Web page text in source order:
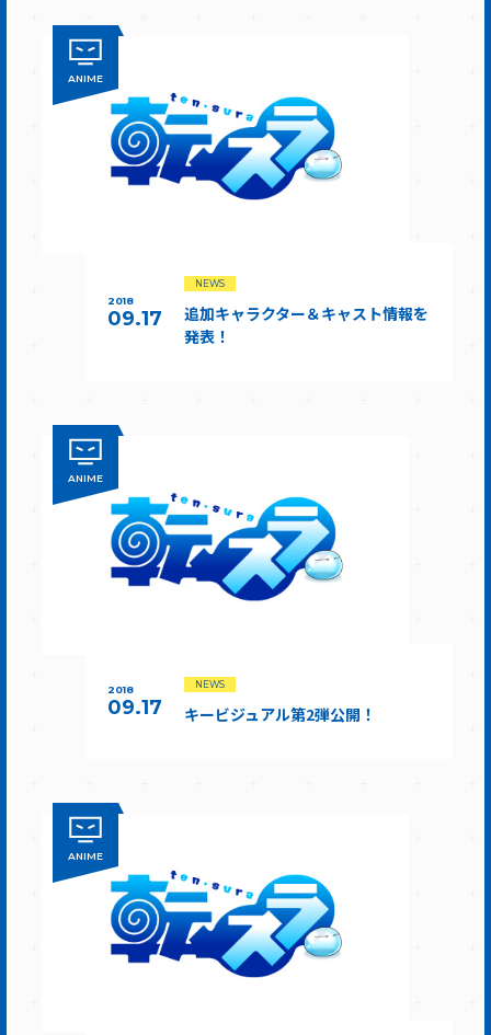
ANIME
2018
09.17
NEWS
追加キャラクター＆キャスト情報を
発表！
ANIME
2018
09.17
NEWS
キービジュアル第2弾公開！
ANIME